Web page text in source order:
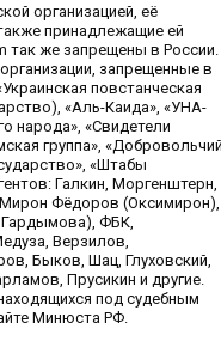
организацией, её
принадлежащие ей
так же запрещены в России.
запрещенные в
повстанческая
«Аль-Каида», «УНА-
народа», «Свидетели
группа»,
«Штабы
Галкин, Моргенштерн,
Фёдоров (Оксимирон),
ФБК,
Верзилов,
Быков, Шац, Глуховский,
Прусикин и другие.
под судебным
Минюста РФ.